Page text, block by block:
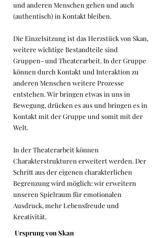
und anderen Menschen gehen und auch
(authentisch) in Kontakt bleiben.
Die Einzelsitzung ist das Herzstück von Skan,
weitere wichtige Bestandteile sind
Gruppen- und Theaterarbeit. In der Gruppe
können durch Kontakt und Interaktion zu
anderen Menschen weitere Prozesse
entstehen. Wir bringen etwas in uns in
Bewegung, drücken es aus und bringen es in
Kontakt mit der Gruppe und somit mit der
Welt.
In der Theaterarbeit können
Charakterstrukturen erweitert werden. Der
Schritt aus der eigenen charakterlichen
Begrenzung wird möglich: wir erweitern
unseren Spielraum für emotionalen
Ausdruck, mehr Lebensfreude und
Kreativität.
Ursprung von Skan